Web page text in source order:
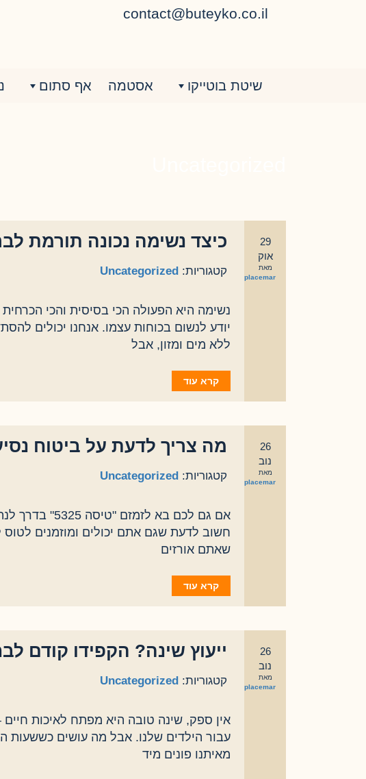
שיטת בוטייקו אסטמה אף סתום
29
אוק
מאת
eplacemar
כיצד נשימה נכונה תורמת
קטגוריות: Uncategorized
נשימה היא הפעולה הכי בסיסית והכי הכרחית
יודע לנשום בכוחות עצמו. אנחנו יכולים
ללא מים ומזון, אבל
קרא עוד
26
נוב
מאת
eplacemar
מה צריך לדעת על ביטוח
קטגוריות: Uncategorized
אם גם לכם בא
חשוב לדעת שגם אתם יכולים ומוזמנים לטוס
שאתם אורזים
קרא עוד
26
נוב
מאת
eplacemar
ייעוץ שינה? הקפידו קודם
קטגוריות: Uncategorized
אין ספק, שינה טובה היא מפתח לאיכות
עבור הילדים שלנו. אבל מה עושים כששעות
מאיתנו פונים מיד